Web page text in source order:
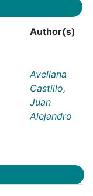
Author(s)
Avellana
Castillo,
Juan
Alejandro